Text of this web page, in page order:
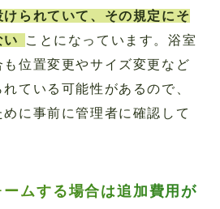
られていて、その規定にそ
い
ことになっています。浴室
位置変更やサイズ変更など
ている可能性があるので、
に事前に管理者に確認して
ムする場合は追加費用が